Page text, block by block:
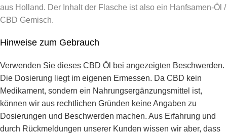
aus Holland. Der Inhalt der Flasche ist also ein Hanfsamen-Öl /
CBD Gemisch.
Hinweise zum Gebrauch
Verwenden Sie dieses CBD Öl bei angezeigten Beschwerden.
Die Dosierung liegt im eigenen Ermessen. Da CBD kein
Medikament, sondern ein Nahrungsergänzungsmittel ist,
können wir aus rechtlichen Gründen keine Angaben zu
Dosierungen und Beschwerden machen. Aus Erfahrung und
durch Rückmeldungen unserer Kunden wissen wir aber, dass